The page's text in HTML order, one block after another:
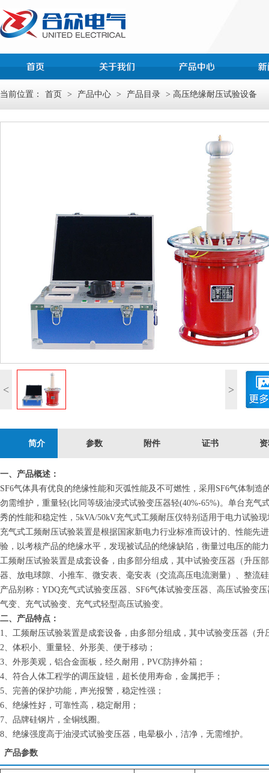
当前位置： 首页 > 产品中心 > 产品目录 > 高压绝缘耐压试验设备
< >
简介 参数 附件 证书
一、产品概述：
SF6气体具有优良的绝缘性能和灭弧性能及不可燃性，采用SF6气体制
勿需维护，重量轻(比同等级油浸式试验变压器轻(40%-65%)。单台充
秀的性能和稳定性，5kVA/50kV充气式工频耐压仪特别适用于电力试验
充气式工频耐压试验装置是根据国家新电力行业标准而设计的、性能先
验，以考核产品的绝缘水平，发现被试品的绝缘缺陷，衡量过电压的能
工频耐压试验装置是成套设备，由多部分组成，其中试验变压器（升压
器、放电球隙、小推车、微安表、毫安表（交流高压电流测量）、整流
产品别称：YDQ充气式试验变压器、SF6气体试验变压器、高压试验变
气变、充气试验变、充气式轻型高压试验变。
二、产品特点：
1、工频耐压试验装置是成套设备，由多部分组成，其中试验变压器（
2、体积小、重量轻、外形美、便于移动；
3、外形美观，铝合金面板，经久耐用，PVC防摔外箱；
4、符合人体工程学的调压旋钮，超长使用寿命，金属把手；
5、完善的保护功能，声光报警，稳定性强；
6、绝缘性好，可靠性高，稳定耐用；
7、品牌硅钢片，全铜线圈。
8、绝缘强度高于油浸式试验变压器，电晕极小，洁净，无需维护。
产品参数